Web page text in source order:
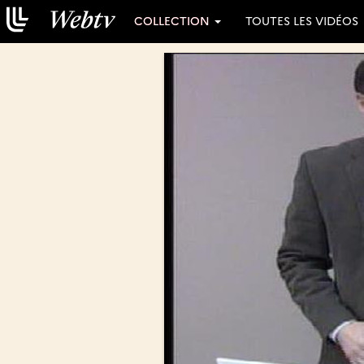
COLLECTION TOUTES LES VIDÉOS